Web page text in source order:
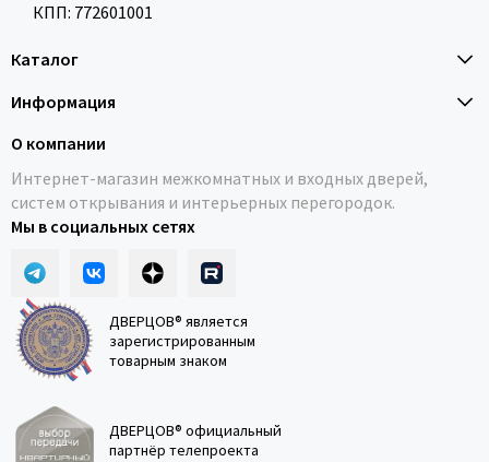
КПП: 772601001
Каталог
Информация
О компании
Интернет-магазин межкомнатных и входных дверей,
систем открывания и интерьерных перегородок.
Мы в социальных сетях
ДВЕРЦОВ® является
зарегистрированным
товарным знаком
ДВЕРЦОВ® официальный
партнёр телепроекта